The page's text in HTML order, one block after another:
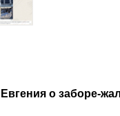
о заборе-